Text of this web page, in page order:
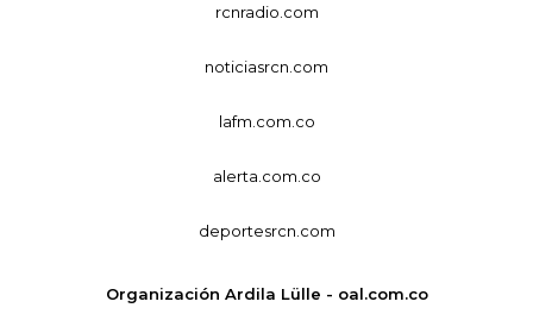
rcnradio.com
noticiasrcn.com
lafm.com.co
alerta.com.co
deportesrcn.com
Organización Ardila Lülle - oal.com.co